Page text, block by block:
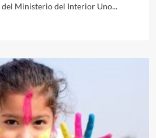
Ministerio del Interior Uno...